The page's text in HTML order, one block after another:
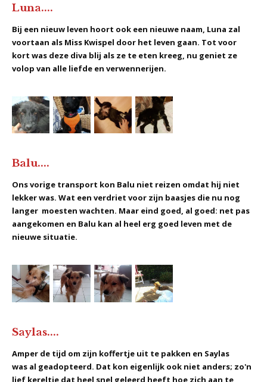
Luna....
Bij een nieuw leven hoort ook een nieuwe naam, Luna zal
voortaan als Miss Kwispel door het leven gaan. Tot voor
kort was deze diva blij als ze te eten kreeg, nu geniet ze
volop van alle liefde en verwennerijen.
Balu....
Ons vorige transport kon Balu niet reizen omdat hij niet
lekker was. Wat een verdriet voor zijn baasjes die nu nog
langer moesten wachten. Maar eind goed, al goed: net pas
aangekomen en Balu kan al heel erg goed leven met de
nieuwe situatie.
Saylas....
Amper de tijd om zijn koffertje uit te pakken en Saylas
was al geadopteerd. Dat kon eigenlijk ook niet anders; zo'n
lief kereltje dat heel snel geleerd heeft hoe zich aan te